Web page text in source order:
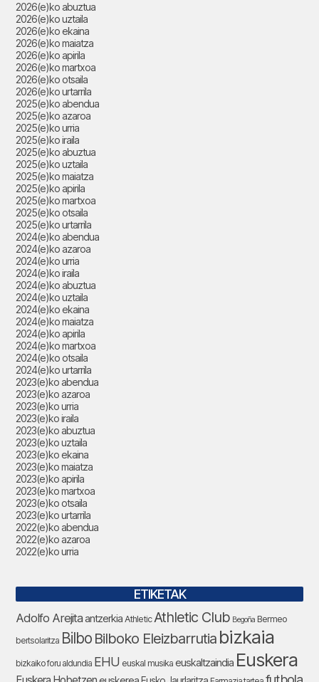
2026(e)ko abuztua
2026(e)ko uztaila
2026(e)ko ekaina
2026(e)ko maiatza
2026(e)ko apirila
2026(e)ko martxoa
2026(e)ko otsaila
2026(e)ko urtarrila
2025(e)ko abendua
2025(e)ko azaroa
2025(e)ko urria
2025(e)ko iraila
2025(e)ko abuztua
2025(e)ko uztaila
2025(e)ko maiatza
2025(e)ko apirila
2025(e)ko martxoa
2025(e)ko otsaila
2025(e)ko urtarrila
2024(e)ko abendua
2024(e)ko azaroa
2024(e)ko urria
2024(e)ko iraila
2024(e)ko abuztua
2024(e)ko uztaila
2024(e)ko ekaina
2024(e)ko maiatza
2024(e)ko apirila
2024(e)ko martxoa
2024(e)ko otsaila
2024(e)ko urtarrila
2023(e)ko abendua
2023(e)ko azaroa
2023(e)ko urria
2023(e)ko iraila
2023(e)ko abuztua
2023(e)ko uztaila
2023(e)ko ekaina
2023(e)ko maiatza
2023(e)ko apirila
2023(e)ko martxoa
2023(e)ko otsaila
2023(e)ko urtarrila
2022(e)ko abendua
2022(e)ko azaroa
2022(e)ko urria
ETIKETAK
Adolfo Arejitaantzerkia Athletic Athletic Club Begoña Bermeo
bertsolaritza Bilbo Bilboko Eleizbarrutia bizkaia
bizkaiko foru aldundia EHU euskal musika euskaltzaindia Euskera